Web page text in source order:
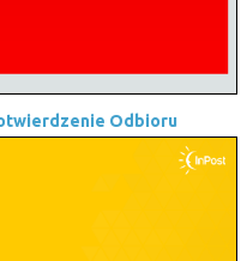
Odbioru